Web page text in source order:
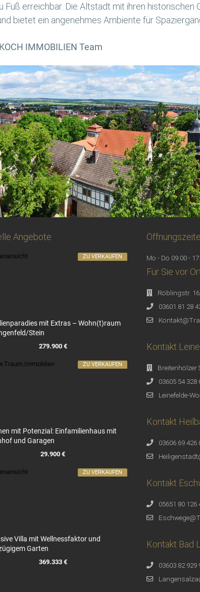
erreichbar. Die Altstadt mit ihren historischen
bietet ein angenehmes Ambiente für
Angebote
mit Extras – Wohn(t)raum
Stein
279.900 €
ZU VERKAUFEN
mit Potenzial: Einfamilienhaus mit
und Garagen
29.900 €
ZU VERKAUFEN
Villa mit Wellnessfaktor und
Garten
369.333 €
ZU VERKAUFEN
Mo - Do 09:00 -
Für Sie vor
Röblingstr.
03601 81 28
Kontakt
Breitenhölzer
03605 54 328
Leinefelde-
Kontakt
03606 69 426
Kontakt
05651 80 126
Kontakt Bad
03603 82 929